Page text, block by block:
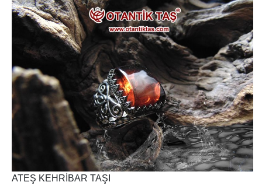
ATEŞ KEHRİBAR TAŞI